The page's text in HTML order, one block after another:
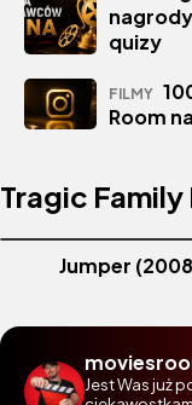
quizy
FILMY
Room
Tragic Family
Jumper
Jest Was już